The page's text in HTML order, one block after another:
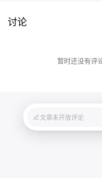
讨论
暂时还没有评
文章未开放评论